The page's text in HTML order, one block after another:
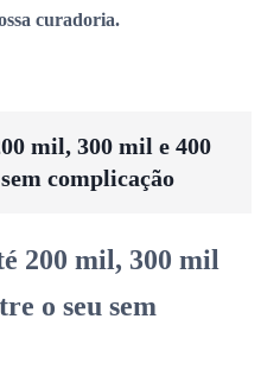
curadoria.
mil, 300 mil e 400
complicação
200 mil, 300 mil
o seu sem